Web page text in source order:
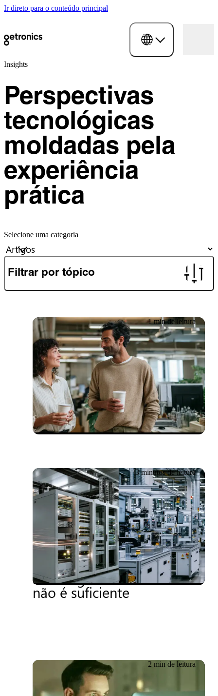
Ir direto para o conteúdo principal
Insights
Perspectivas
tecnológicas
moldadas pela
experiência
prática
Selecione uma categoria
Filtrar por tópico
1 min de leitura
27.06.2026
Boletim informativo
3 minutos de leitura
20.06.2026
Repensando a segurança
de OT: por que uma
abordagem centrada em TI
não é suficiente
2 min de leitura